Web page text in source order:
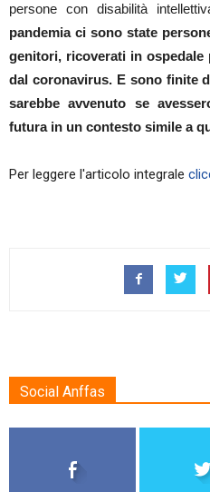
persone con disabilità
pandemia ci sono state
genitori, ricoverati in
dal coronavirus. E sono finite
sarebbe avvenuto se
futura in un contesto simile a
Per leggere l'articolo integrale
Social Anffas